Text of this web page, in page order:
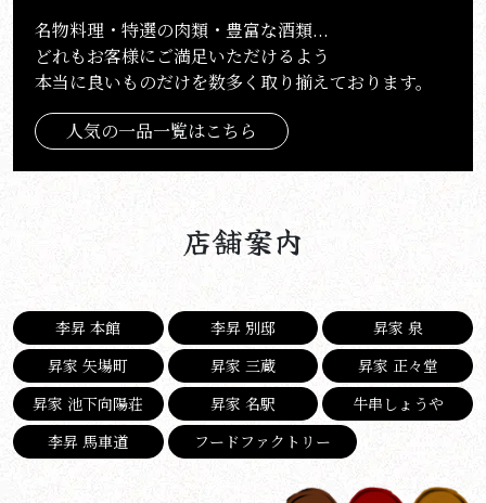
名物料理・特選の肉類・豊富な酒類...
どれもお客様にご満足いただけるよう
本当に良いものだけを数多く取り揃えております。
人気の一品一覧はこちら
店舗案内
李昇 本館 李昇 別邸
昇家 泉
昇家 矢場町
昇家 三蔵
昇家 正々堂
昇家 池下向陽荘
昇家 名駅
牛串しょうや
李昇 馬車道
フードファクトリー